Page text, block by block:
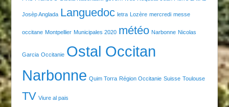
Josèp Anglada Languedoc letra Lozère mercredi messe
occitane Montpellier Municipales 2020 météo Narbonne Nicolas
Garcia Occitanie Ostal Occitan
Narbonne Quim Torra Région Occitanie Suisse Toulouse
TV Viure al pais